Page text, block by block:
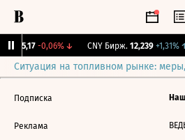
115,17 -0,06%↓ CNY Бирж. 12,239 +1,31%↑
Ситуация на топливном рынке:
Подписка
Реклама